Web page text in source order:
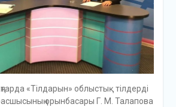
«Тілдарын» облыстық тілдерді
орынбасары Г. М. Талапова